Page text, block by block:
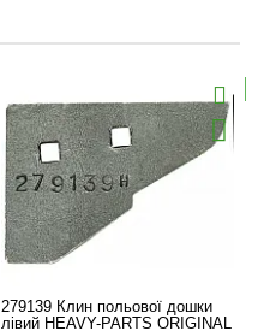
279139 Клин польової дошки
лівий HEAVY-PARTS ORIGINAL